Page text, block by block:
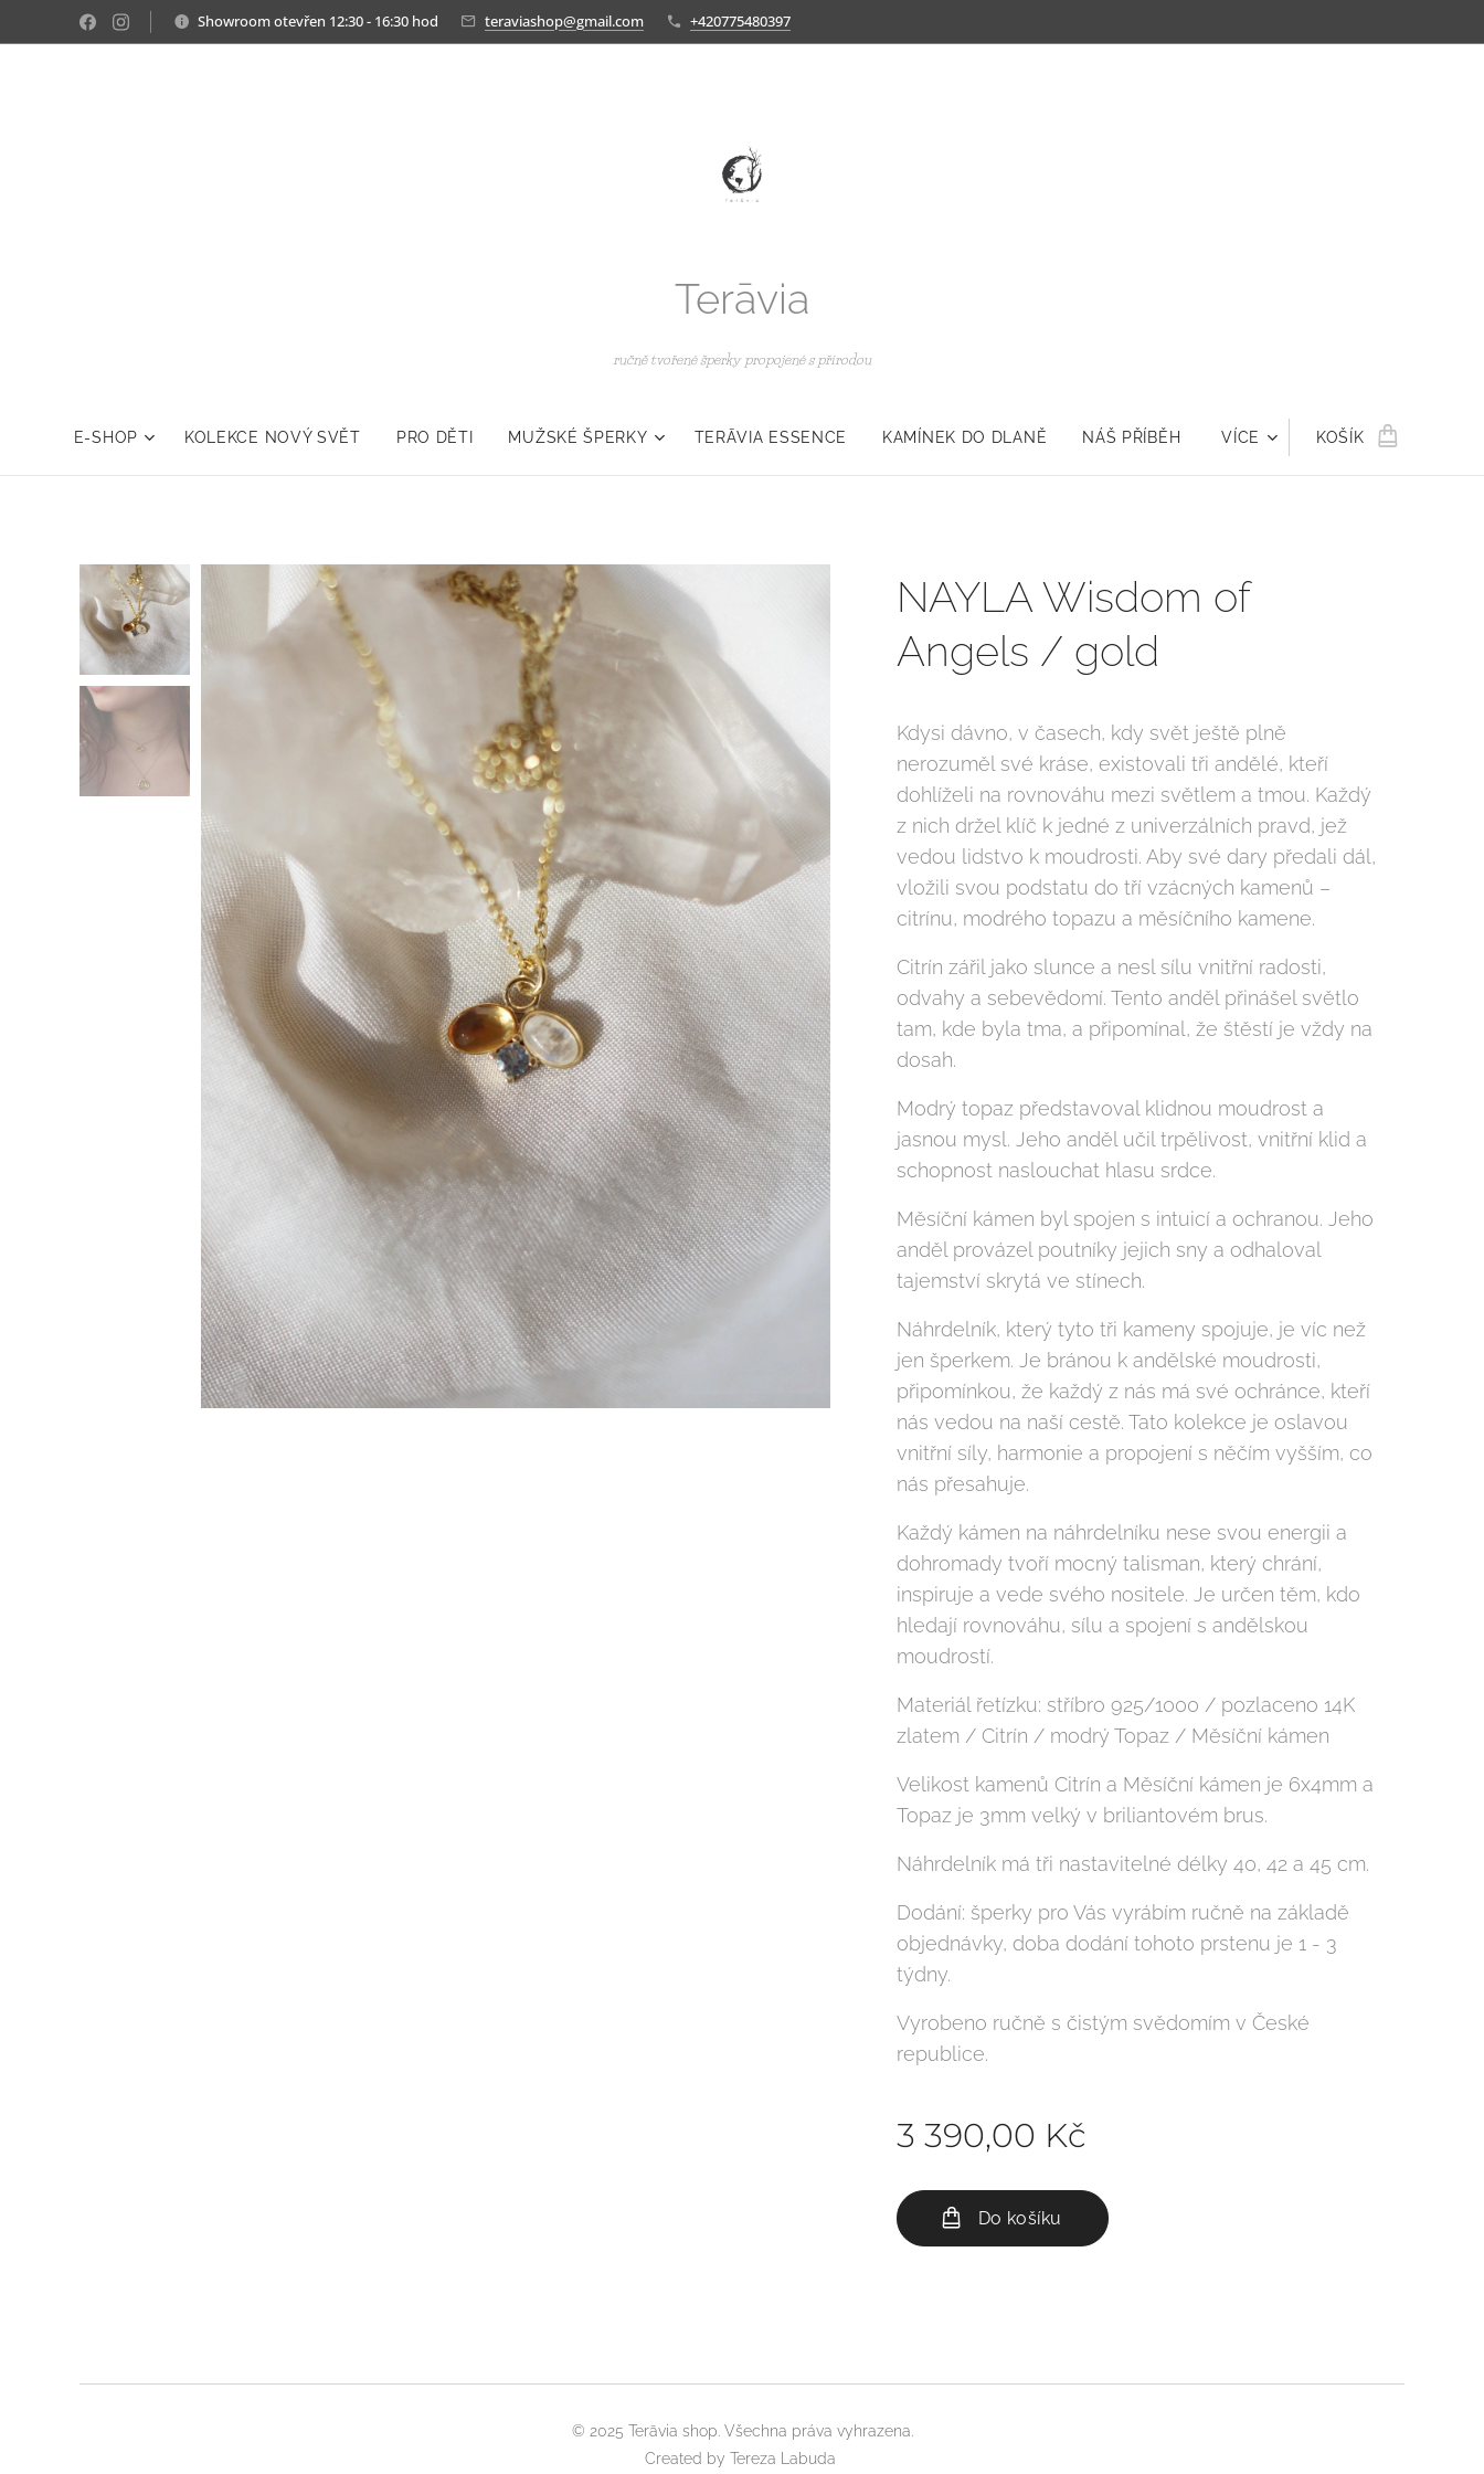
Showroom otevřen 12:30 - 16:30 hod teraviashop@gmail.com +420775480397
Terāvia
ručně tvořené šperky propojené s přírodou
E-SHOP KOLEKCE NOVÝ SVĚT PRO DĚTI MUŽSKÉ ŠPERKY TERĀVIA ESSENCE KAMÍNEK DO DLANĚ NÁŠ PŘÍBĚH VÍCE KOŠÍK
NAYLA Wisdom of
Angels / gold
Kdysi dávno, v časech, kdy svět ještě plně
nerozuměl své kráse, existovali tři andělé, kteří
dohlíželi na rovnováhu mezi světlem a tmou. Každý
z nich držel klíč k jedné z univerzálních pravd, jež
vedou lidstvo k moudrosti. Aby své dary předali dál,
vložili svou podstatu do tří vzácných kamenů –
citrínu, modrého topazu a měsíčního kamene.
Citrín zářil jako slunce a nesl sílu vnitřní radosti,
odvahy a sebevědomí. Tento anděl přinášel světlo
tam, kde byla tma, a připomínal, že štěstí je vždy na
dosah.
Modrý topaz představoval klidnou moudrost a
jasnou mysl. Jeho anděl učil trpělivost, vnitřní klid a
schopnost naslouchat hlasu srdce.
Měsíční kámen byl spojen s intuicí a ochranou. Jeho
anděl provázel poutníky jejich sny a odhaloval
tajemství skrytá ve stínech.
Náhrdelník, který tyto tři kameny spojuje, je víc než
jen šperkem. Je bránou k andělské moudrosti,
připomínkou, že každý z nás má své ochránce, kteří
nás vedou na naší cestě. Tato kolekce je oslavou
vnitřní síly, harmonie a propojení s něčím vyšším, co
nás přesahuje.
Každý kámen na náhrdelníku nese svou energii a
dohromady tvoří mocný talisman, který chrání,
inspiruje a vede svého nositele. Je určen těm, kdo
hledají rovnováhu, sílu a spojení s andělskou
moudrostí.
Materiál řetízku: stříbro 925/1000 / pozlaceno 14K
zlatem / Citrín / modrý Topaz / Měsíční kámen
Velikost kamenů Citrín a Měsíční kámen je 6x4mm a
Topaz je 3mm velký v briliantovém brus.
Náhrdelník má tři nastavitelné délky 40, 42 a 45 cm.
Dodání: šperky pro Vás vyrábím ručně na základě
objednávky, doba dodání tohoto prstenu je 1 - 3
týdny.
Vyrobeno ručně s čistým svědomím v České
republice.
3 390,00 Kč
Do košíku
© 2025 Terāvia shop. Všechna práva vyhrazena.
Created by Tereza Labuda